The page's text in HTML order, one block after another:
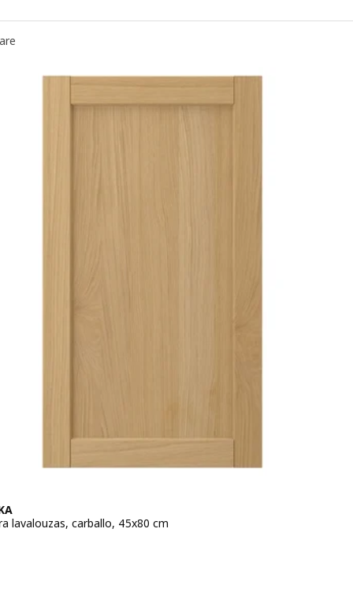
1 fronte para lavalouza, Stensund branco, 60 cm
1 fronte para lavalouza, Havstorp beixe, 60 cm
1 fronte para lavalouza, Voxtorp branco mate, 60 cm
1 fronte para lavalouza, Sinarp marrón, 60 cm
lavalouzas, carballo, 45x80 cm